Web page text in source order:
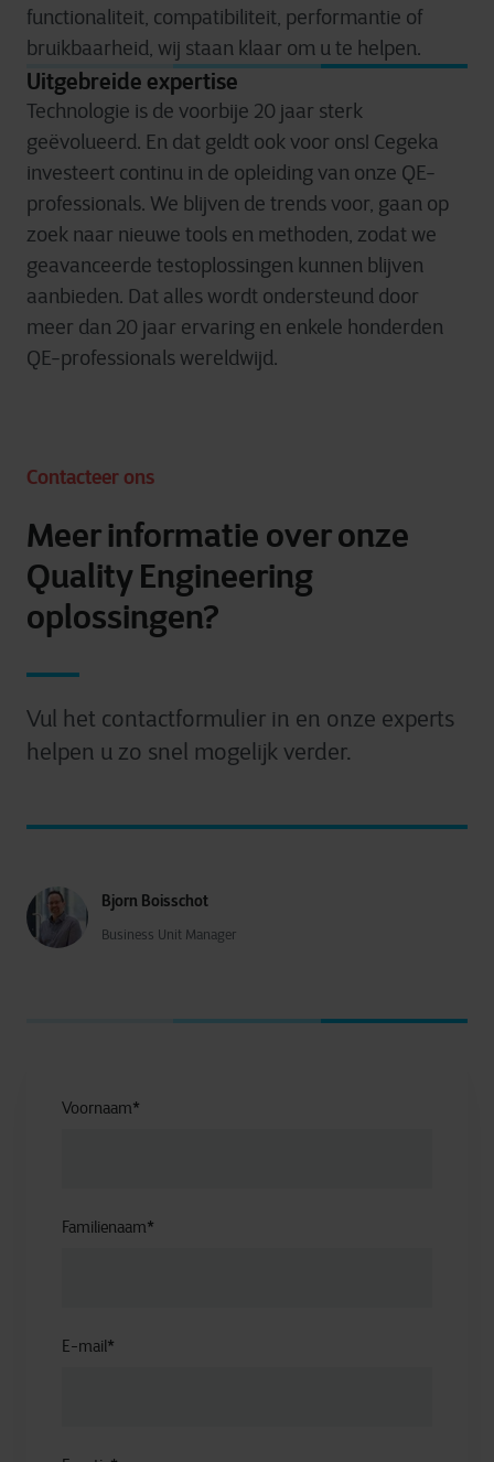
functionaliteit, compatibiliteit, performantie of
bruikbaarheid, wij staan klaar om u te helpen.
Uitgebreide expertise
Technologie is de voorbije 20 jaar sterk
geëvolueerd. En dat geldt ook voor ons! Cegeka
investeert continu in de opleiding van onze QE-
professionals. We blijven de trends voor, gaan op
zoek naar nieuwe tools en methoden, zodat we
geavanceerde testoplossingen kunnen blijven
aanbieden. Dat alles wordt ondersteund door
meer dan 20 jaar ervaring en enkele honderden
QE-professionals wereldwijd.
Contacteer ons
Meer informatie over onze
Quality Engineering
oplossingen?
Vul het contactformulier in en onze experts
helpen u zo snel mogelijk verder.
Bjorn Boisschot
Business Unit Manager
Voornaam*
Familienaam*
E-mail*